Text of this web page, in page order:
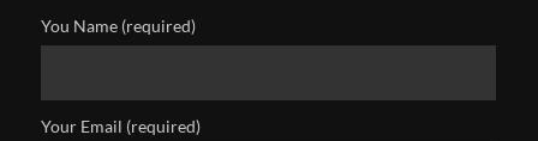
You Name (required)
Your Email (required)